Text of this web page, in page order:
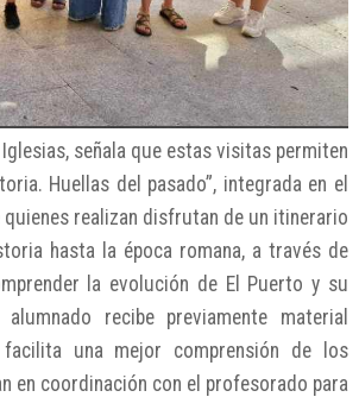
señala que estas visitas permiten
Huellas del pasado”, integrada en el
realizan disfrutan de un itinerario
hasta la época romana, a través de
la evolución de El Puerto y su
recibe previamente material
una mejor comprensión de los
en coordinación con el profesorado para